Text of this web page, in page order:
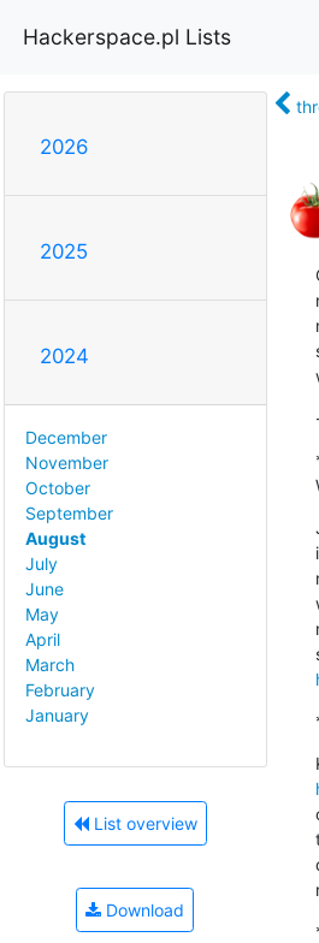
Hackerspace.pl Lists
2026
2025
2024
December
November
October
September
August
July
June
May
April
March
February
January
List overview
Download